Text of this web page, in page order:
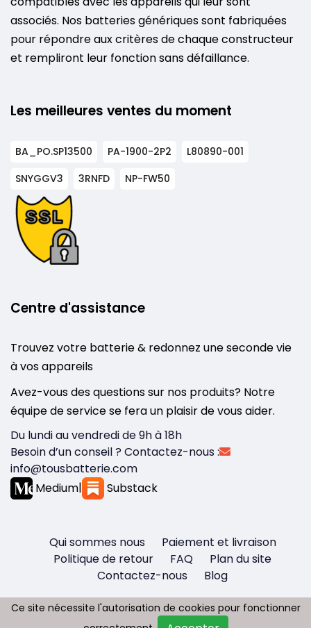
associés. Nos batteries génériques sont fabriquées
pour répondre aux critères de chaque constructeur
et rempliront leur fonction sans défaillance.
Les meilleures ventes du moment
BA_PO.SP13500 PA-1900-2P2
L80890-001
SNYGGV3
3RNFD NP-FW50
Centre d'assistance
Trouvez votre batterie & redonnez une seconde vie
à vos appareils
Avez-vous des questions sur nos produits? Notre
équipe de service se fera un plaisir de vous aider.
Du lundi au vendredi de 9h à 18h
Besoin d’un conseil ? Contactez-nous :
info@tousbatterie.com
Medium| Substack
Qui sommes nous
Paiement et livraison
Politique de retour
FAQ
Plan du site
Contactez-nous
Blog
Ce site nécessite l'autorisation de cookies pour fonctionner
Ce site nécessite l'autorisation de cookies pour fonctionner